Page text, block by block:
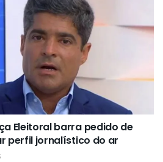
Eleitoral barra pedido de
perfil jornalístico do ar